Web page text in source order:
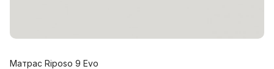
Матрас Riposo 9 Evo